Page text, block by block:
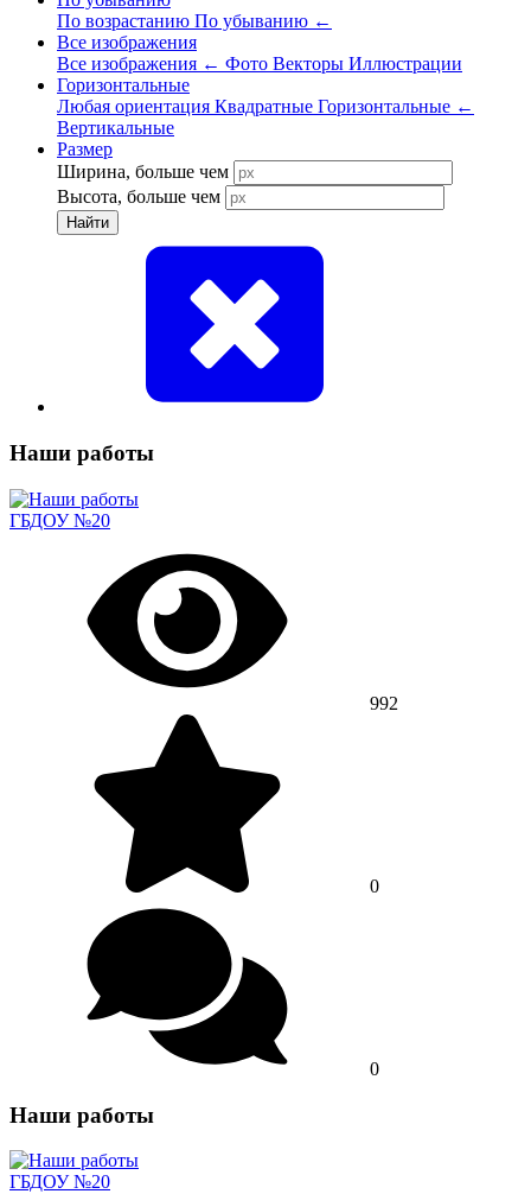
По возрастанию По убыванию ←
Все изображения
Все изображения ← Фото Векторы Иллюстрации
Горизонтальные
Любая ориентация Квадратные Горизонтальные ←
Вертикальные
Размер
Ширина, больше чем
Высота, больше чем
Найти
Наши работы
ГБДОУ №20
992
0
0
Наши работы
ГБДОУ №20